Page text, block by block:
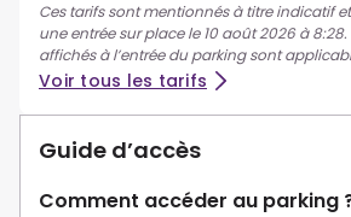
Ces tarifs sont mentionnés à titre indicatif
une entrée sur place le 10 août 2026 à 8:28.
affichés à l’entrée du parking sont
Voir tous les tarifs
Guide d’accès
Comment accéder au parking